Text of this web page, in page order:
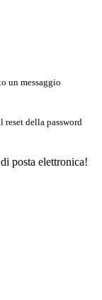
un messaggio
reset della password
posta elettronica!